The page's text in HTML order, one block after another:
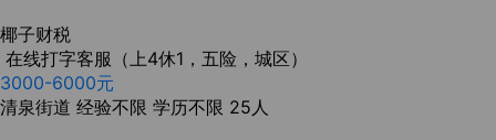
椰子财税
在线打字客服（上4休1，五险，城区）
3000-6000元
清泉街道 经验不限 学历不限 25人